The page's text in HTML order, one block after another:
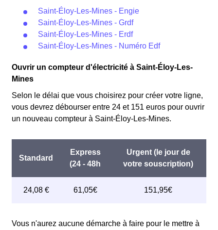
Saint-Éloy-Les-Mines - Engie
Saint-Éloy-Les-Mines - Grdf
Saint-Éloy-Les-Mines - Erdf
Saint-Éloy-Les-Mines - Numéro Edf
Ouvrir un compteur d'électricité à Saint-Éloy-Les-
Mines
Selon le délai que vous choisirez pour créer votre ligne,
vous devrez débourser entre 24 et 151 euros pour ouvrir
un nouveau compteur à Saint-Éloy-Les-Mines.
Vous n'aurez aucune démarche à faire pour le mettre à